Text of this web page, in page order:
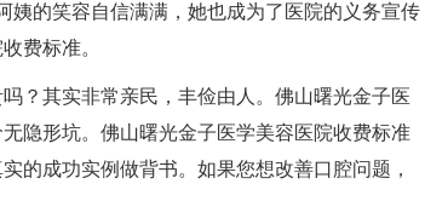
姨的笑容自信满满，她也成为了医院的义务宣传
费标准。
？其实非常亲民，丰俭由人。佛山曙光金子医
隐形坑。佛山曙光金子医学美容医院收费标准
的成功实例做背书。如果您想改善口腔问题，